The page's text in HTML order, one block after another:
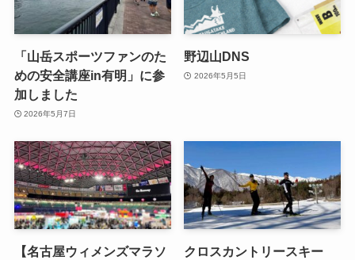
「山岳スポーツファンのた
めの安全講座in有明」に参
加しました
2026年5月7日
野辺山DNS
2026年5月5日
【名古屋ウィメンズマラソ
クロスカントリースキー